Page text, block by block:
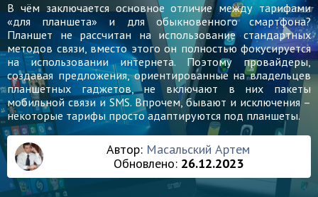
В чём заключается основное отличие между тарифами
«для планшета» и для обыкновенного смартфона?
Планшет не рассчитан на использование стандартных
методов связи, вместо этого он полностью фокусируется
на использовании интернета. Поэтому провайдеры,
создавая предложения, ориентированные на владельцев
планшетных гаджетов, не включают в них пакеты
мобильной связи и SMS. Впрочем, бывают и исключения –
некоторые тарифы просто адаптируются под планшеты.
Автор: Масальский Артем
Обновлено: 26.12.2023